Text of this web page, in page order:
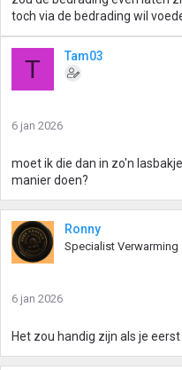
toch via de bedrading wil
T Tam03
6 jan 2026
moet ik die dan in zo'n
manier doen?
Ronny
Specialist Verwarming
6 jan 2026
Het zou handig zijn als je